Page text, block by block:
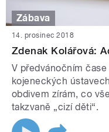
Zábava
14. prosinec 2018
Zdenak Kolářová:
V předvánočním
kojeneckých
obdivem zírám, co
takzvaně „cizí děti“.